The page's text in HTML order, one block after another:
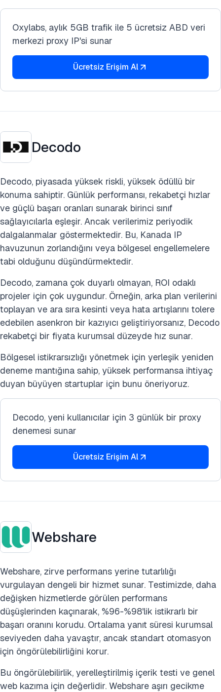
Oxylabs, aylık 5GB trafik ile 5 ücretsiz ABD veri
merkezi proxy IP'si sunar
Ücretsiz Erişim Al
Decodo
Decodo, piyasada yüksek riskli, yüksek ödüllü bir
konuma sahiptir. Günlük performansı, rekabetçi hızlar
ve güçlü başarı oranları sunarak birinci sınıf
sağlayıcılarla eşleşir. Ancak verilerimiz periyodik
dalgalanmalar göstermektedir. Bu, Kanada IP
havuzunun zorlandığını veya bölgesel engellemelere
tabi olduğunu düşündürmektedir.
Decodo, zamana çok duyarlı olmayan, ROI odaklı
projeler için çok uygundur. Örneğin, arka plan verilerini
toplayan ve ara sıra kesinti veya hata artışlarını tolere
edebilen asenkron bir kazıyıcı geliştiriyorsanız, Decodo
rekabetçi bir fiyata kurumsal düzeyde hız sunar.
Bölgesel istikrarsızlığı yönetmek için yerleşik yeniden
deneme mantığına sahip, yüksek performansa ihtiyaç
duyan büyüyen startuplar için bunu öneriyoruz.
Decodo, yeni kullanıcılar için 3 günlük bir proxy
denemesi sunar
Ücretsiz Erişim Al
Webshare
Webshare, zirve performans yerine tutarlılığı
vurgulayan dengeli bir hizmet sunar. Testimizde, daha
değişken hizmetlerde görülen performans
düşüşlerinden kaçınarak, %96-%98'lik istikrarlı bir
başarı oranını korudu. Ortalama yanıt süresi kurumsal
seviyeden daha yavaştır, ancak standart otomasyon
için öngörülebilirliğini korur.
Bu öngörülebilirlik, yerelleştirilmiş içerik testi ve genel
web kazıma için değerlidir. Webshare aşırı gecikme